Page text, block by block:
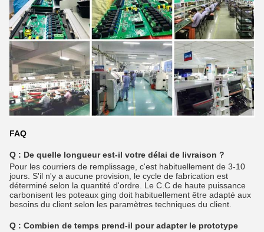
FAQ
Q : De quelle longueur est-il votre délai de livraison ?
Pour les courriers de remplissage, c'est habituellement de 3-10
jours. S'il n'y a aucune provision, le cycle de fabrication est
déterminé selon la quantité d'ordre. Le C.C de haute puissance
carbonisent les poteaux ging doit habituellement être adapté aux
besoins du client selon les paramètres techniques du client.
Q : Combien de temps prend-il pour adapter le prototype